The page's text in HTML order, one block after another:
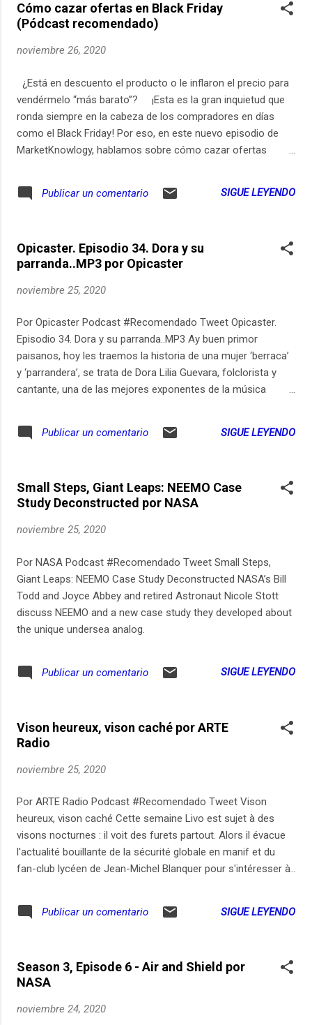
Cómo cazar ofertas en Black Friday
(Pódcast recomendado)
noviembre 26, 2020
¿Está en descuento el producto o le inflaron el precio para
vendérmelo “más barato”? ¡Esta es la gran inquietud que
ronda siempre en la cabeza de los compradores en días
como el Black Friday! Por eso, en este nuevo episodio de
MarketKnowlogy, hablamos sobre cómo cazar ofertas
seguras. Conduce: Jaime Ramírez, director de Mercado
Comercio Electrónico – CCCE. En Añadir al Carrito:
Sebastián Orjuela, administrador de MotColombia. Envíe
sus preguntas, comentarios o emprendimientos a
Publicar un comentario SIGUE LEYENDO
Opicaster. Episodio 34. Dora y su
parranda..MP3 por Opicaster
noviembre 25, 2020
Por Opicaster Podcast #Recomendado Tweet Opicaster.
Episodio 34. Dora y su parranda..MP3 Ay buen primor
paisanos, hoy les traemos la historia de una mujer ‘berraca’
y ‘parrandera’, se trata de Dora Lilia Guevara, folclorista y
cantante, una de las mejores exponentes de la música
en medio de la adversidad. La vida le cambió cuando. por la
violencia. tuvo que salir con sus padres de la finca que
descubrió en la música no solo la forma de sustento sino
también el sentido de la vida. Hoy con su grupo “Dora y su
parranda”, le canta al campo, a esas tradiciones con las que
como folclorista ha sido reconocida con numerosos
premios. Mjiticos, escuchen su historia, es un orgullo de
mujer opita. #BuenPrimor #OpicasterOle
.....................................................
Publicar un comentario SIGUE LEYENDO
Small Steps, Giant Leaps: NEEMO Case
Study Deconstructed por NASA
noviembre 25, 2020
Por NASA Podcast #Recomendado Tweet Small Steps,
Giant Leaps: NEEMO Case Study Deconstructed NASA’s Bill
Todd and Joyce Abbey and retired Astronaut Nicole Stott
discuss NEEMO and a new case study they developed about
the unique undersea analog.
Publicar un comentario SIGUE LEYENDO
Vison heureux, vison caché por ARTE
Radio
noviembre 25, 2020
Por ARTE Radio Podcast #Recomendado Tweet Vison
heureux, vison caché Cette semaine Livo est sujet à des
visons nocturnes : il voit des furets partout. Alors il évacue
l'actualité bouillante de la sécurité globale en manif et du
fan-club lycéen de Jean-Michel Blanquer pour s'intéresser à
des manteaux pour riches est-elle à la base de l'épidémie ?
est-ce que le virus peut passer de la fourrure à l'homme ? le
Dignité animale, le sociologue de la santé Yann Faure, et le
porte-parole de la Fédération française de la fourrure Pierre-
Philippe Frieh. Chaque mercredi, Dépêche découpe l'actu
Publicar un comentario SIGUE LEYENDO
Season 3, Episode 6 - Air and Shield por
NASA
noviembre 24, 2020